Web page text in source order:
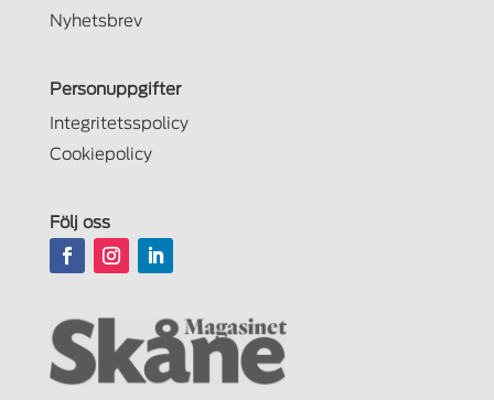
Nyhetsbrev
Personuppgifter
Integritetsspolicy
Cookiepolicy
Följ oss